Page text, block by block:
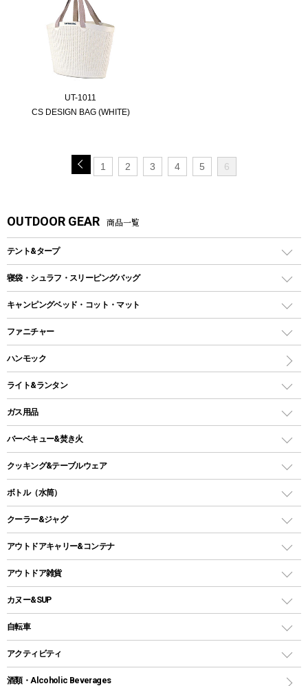
UT-1011
CS DESIGN BAG (WHITE)
1 2 3 4 5 6
OUTDOOR GEAR 商品一覧
テント&タープ
テント
ツールームテント
ワンポールテント
シェルターテント
ロッジ型・オリジナルテント
タープ
スクエアタープ（レクタタープ）
メッシュタープ
自立式タープ
パラソル
テントアクセサリー
ペグ
グランドシート
ガイドロープ
ツール
寝袋・シュラフ・スリーピングバッグ
レクタングラー型（封筒型）シュラフ
インナーシュラフ
キャンピングベッド・コット・マット
キャンピングベッド・コット
インフレータブルマット
ファニチャー
アウトドアテーブル
レジャーシート
ハンモック
ライト&ランタン
LEDランタン
オイルランタン
LEDライト
ヘッドライト
キャンドル
ガス用品
ガスバーナー
ガス缶
ガストーチ、ライター
バーベキュー&焚き火
バーベキューコンロ、グリル
焚き火台タイプ（ロースタイル）グリル
卓上タイプグリル
パーティータイプグリル
鉄板、アミ
焚き火台&ストーブ
火起こし
クッキング&テーブルウェア
ダッチオーブン
ホットサンドメーカー
クッカーセット
シェラカップ
クッキングツール
ナイフ
ボトル（水筒）
ステンレスボトル
コップ付きタイプ
ワンタッチタイプ
プラスチックボトル
ディズニーボトル
クーラー&ジャグ
クーラーボックス
ウォータージャグ
保冷剤
アウトドアキャリー&コンテナ
アウトドアキャリー
アウトドア雑貨
バックパック&バッグ
リュック、バックパック
トートバッグ、サコッシュ
ショッピングキャリー
カヌー&SUP
インフレータブル
カヤック
自転車
折りたたみ自転車
アクティビティ
マリン
酒類・Alcoholic Beverages